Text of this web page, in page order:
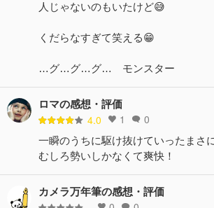
人じゃないのもいたけど😅
くだらなすぎて笑える😁
…グ…グ…グ… モンスター
ロマの感想・評価
4.0 1 0
一瞬のうちに駆け抜けていったまさ
むしろ勢いしかなくて爽快！
カメラ万年筆の感想・評価